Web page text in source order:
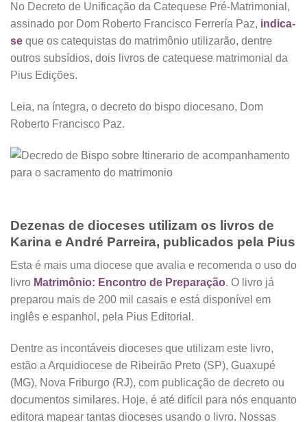
No Decreto de Unificação da Catequese Pré-Matrimonial,
assinado por Dom Roberto Francisco Ferrería Paz, indica-
se que os catequistas do matrimônio utilizarão, dentre
outros subsídios, dois livros de catequese matrimonial da
Pius Edições.
Leia, na íntegra, o decreto do bispo diocesano, Dom
Roberto Francisco Paz.
Dezenas de dioceses utilizam os livros de
Karina e André Parreira, publicados pela Pius
Esta é mais uma diocese que avalia e recomenda o uso do
livro Matrimônio: Encontro de Preparação. O livro já
preparou mais de 200 mil casais e está disponível em
inglês e espanhol, pela Pius Editorial.
Dentre as incontáveis dioceses que utilizam este livro,
estão a Arquidiocese de Ribeirão Preto (SP), Guaxupé
(MG), Nova Friburgo (RJ), com publicação de decreto ou
documentos similares. Hoje, é até difícil para nós enquanto
editora mapear tantas dioceses usando o livro. Nossas